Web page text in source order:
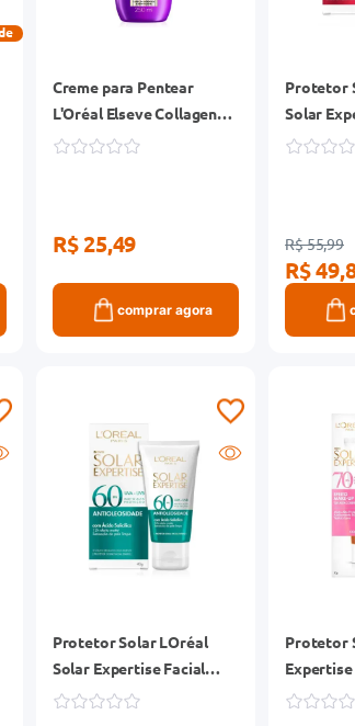
Creme para Pentear
L'Oréal Elseve Collagen
Lifter 250ml
R$ 25,49
comprar agora
Protetor
Solar
FPS60
R$ 55,99
R$
Protetor Solar LOréal
Solar Expertise Facial
FPS60 Antioleosidade 40g
Protetor
Facial Cor